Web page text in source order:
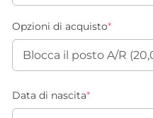
Opzioni di acquisto*
Data di nascita*